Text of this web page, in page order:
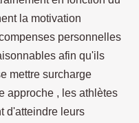
la motivation
personnelles
afin qu'ils
mettre surcharge
approche , les athlètes
d'atteindre leurs